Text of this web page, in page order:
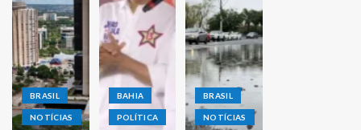
BRASIL
NOTÍCIAS
BAHIA
POLÍTICA
BRASIL
NOTÍCIAS